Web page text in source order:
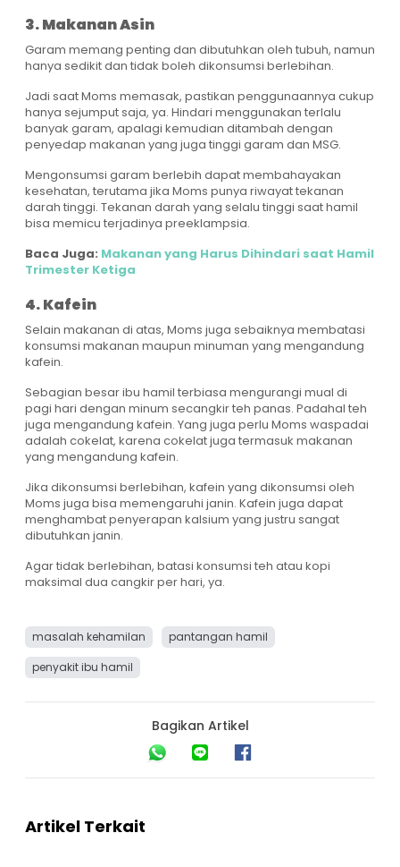
3. Makanan Asin
Garam memang penting dan dibutuhkan oleh tubuh, namun
hanya sedikit dan tidak boleh dikonsumsi berlebihan.
Jadi saat Moms memasak, pastikan penggunaannya cukup
hanya sejumput saja, ya. Hindari menggunakan terlalu
banyak garam, apalagi kemudian ditambah dengan
penyedap makanan yang juga tinggi garam dan MSG.
Mengonsumsi garam berlebih dapat membahayakan
kesehatan, terutama jika Moms punya riwayat tekanan
darah tinggi. Tekanan darah yang selalu tinggi saat hamil
bisa memicu terjadinya preeklampsia.
Baca Juga: Makanan yang Harus Dihindari saat Hamil
Trimester Ketiga
4. Kafein
Selain makanan di atas, Moms juga sebaiknya membatasi
konsumsi makanan maupun minuman yang mengandung
kafein.
Sebagian besar ibu hamil terbiasa mengurangi mual di
pagi hari dengan minum secangkir teh panas. Padahal teh
juga mengandung kafein. Yang juga perlu Moms waspadai
adalah cokelat, karena cokelat juga termasuk makanan
yang mengandung kafein.
Jika dikonsumsi berlebihan, kafein yang dikonsumsi oleh
Moms juga bisa memengaruhi janin. Kafein juga dapat
menghambat penyerapan kalsium yang justru sangat
dibutuhkan janin.
Agar tidak berlebihan, batasi konsumsi teh atau kopi
maksimal dua cangkir per hari, ya.
masalah kehamilan
pantangan hamil
penyakit ibu hamil
Bagikan Artikel
Artikel Terkait